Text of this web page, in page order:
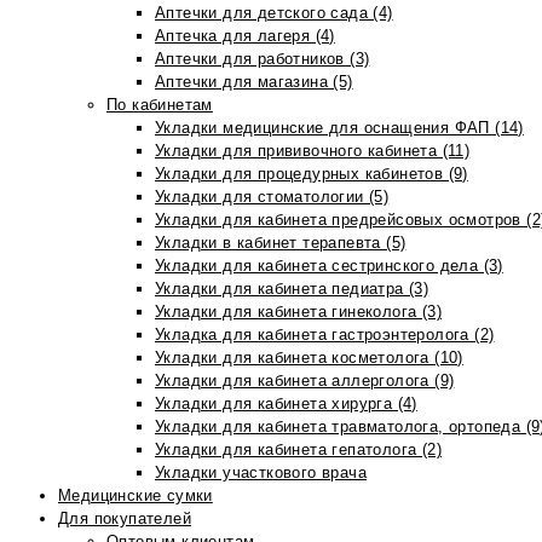
Аптечки для детского сада (4)
Аптечка для лагеря (4)
Аптечки для работников (3)
Аптечки для магазина (5)
По кабинетам
Укладки медицинские для оснащения ФАП (14)
Укладки для прививочного кабинета (11)
Укладки для процедурных кабинетов (9)
Укладки для стоматологии (5)
Укладки для кабинета предрейсовых осмотров
Укладки в кабинет терапевта (5)
Укладки для кабинета сестринского дела (3)
Укладки для кабинета педиатра (3)
Укладки для кабинета гинеколога (3)
Укладка для кабинета гастроэнтеролога (2)
Укладки для кабинета косметолога (10)
Укладки для кабинета аллерголога (9)
Укладки для кабинета хирурга (4)
Укладки для кабинета травматолога, ортопеда
Укладки для кабинета гепатолога (2)
Укладки участкового врача
Медицинские сумки
Для покупателей